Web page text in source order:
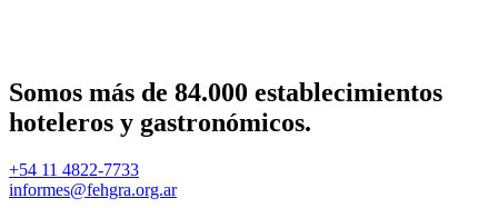
Somos más de 84.000 establecimientos
hoteleros y gastronómicos.
+54 11 4822-7733
informes@fehgra.org.ar